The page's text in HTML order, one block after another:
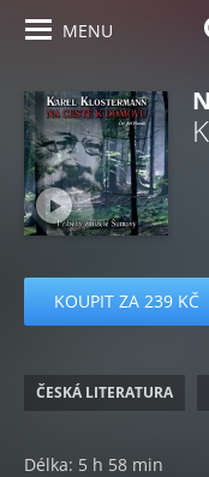
MENU
KOUPIT ZA 239 KČ
ČESKÁ LITERATURA
Délka: 5 h 58 min